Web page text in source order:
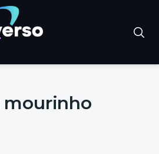
mourinho